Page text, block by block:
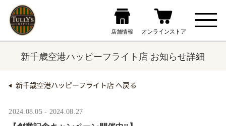
新千歳空港ハッピーフライト店 お知らせ詳細
新千歳空港ハッピーフライト店 へ戻る
2024.08.05 - 2024.08.27